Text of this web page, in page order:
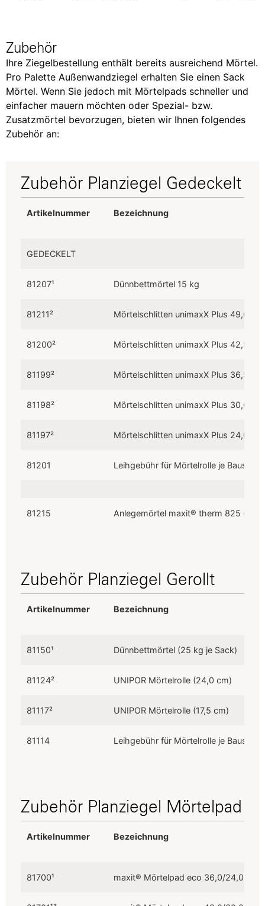
Zubehör
Ihre Ziegelbestellung enthält bereits ausreichend Mörtel.
Pro Palette Außenwandziegel erhalten Sie einen Sack
Mörtel. Wenn Sie jedoch mit Mörtelpads schneller und
einfacher mauern möchten oder Spezial- bzw.
Zusatzmörtel bevorzugen, bieten wir Ihnen folgendes
Zubehör an:
Zubehör Planziegel Gedeckelt
Artikelnummer Bezeichnung
GEDECKELT
81207¹ Dünnbettmörtel 15 kg
81211² Mörtelschlitten unimaxX Plus 49,0 cm
81200² Mörtelschlitten unimaxX Plus 42,5 cm
81199² Mörtelschlitten unimaxX Plus 36,5 cm
81198² Mörtelschlitten unimaxX Plus 30,0 cm
81197² Mörtelschlitten unimaxX Plus 24,0 cm
81201 Leihgebühr für Mörtelrolle je Baustelle
81215 Anlegemörtel maxit® therm 825 (je
Zubehör Planziegel Gerollt
Artikelnummer Bezeichnung
81150¹
Dünnbettmörtel (25 kg je Sack)
81124² UNIPOR Mörtelrolle (24,0 cm)
81117² UNIPOR Mörtelrolle (17,5 cm)
81114 Leihgebühr für Mörtelrolle je Baustelle
Zubehör Planziegel Mörtelpad
Artikelnummer Bezeichnung
81700¹
maxit® Mörtelpad eco 36,0/24,0